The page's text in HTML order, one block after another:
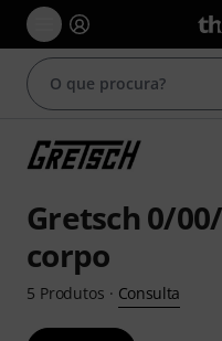
Gretsch 0/
corpo
5 Produtos · Consulta